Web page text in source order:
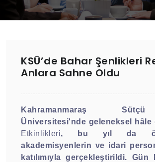
KSÜ’de Bahar Şenlikleri
Anlara Sahne Oldu
Kahramanmaraş
Üniversitesi'nde geleneksel hâle
Etkinlikleri, bu yıl da
akademisyenlerin ve idari
katılımıyla gerçekleştirildi.